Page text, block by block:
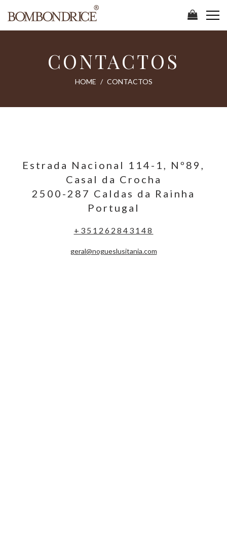
CONTACTOS
HOME CONTACTOS
Estrada Nacional 114-1, Nº89,
Casal da Crocha
2500-287 Caldas da Rainha
Portugal
+351262843148
geral@nogueslusitania.com